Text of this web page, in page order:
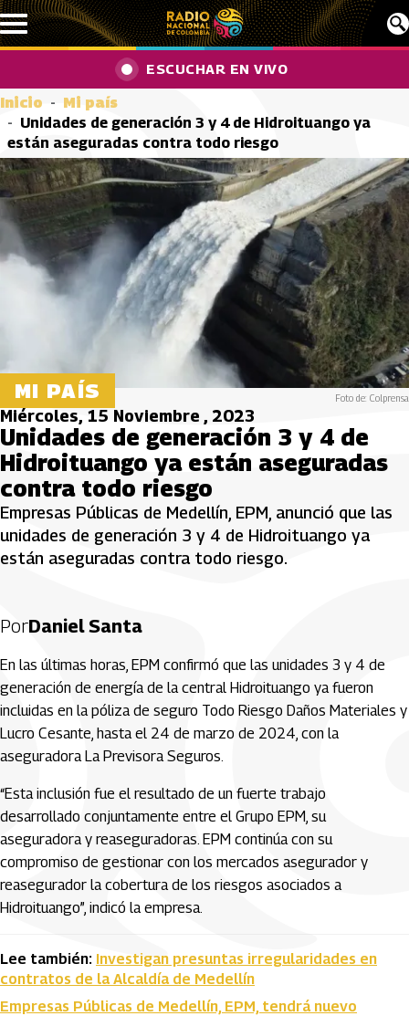
Pasar al contenido principal
ESCUCHAR EN VIVO
Inicio
Mi país
Unidades de generación 3 y 4 de Hidroituango ya
están aseguradas contra todo riesgo
MI PAÍS Foto de: Colprensa
Miércoles, 15 Noviembre , 2023
Unidades de generación 3 y 4 de
Hidroituango ya están aseguradas
contra todo riesgo
Empresas Públicas de Medellín, EPM, anunció que las
unidades de generación 3 y 4 de Hidroituango ya
están aseguradas contra todo riesgo.
PorDaniel Santa
En las últimas horas, EPM confirmó que las unidades 3 y 4 de
generación de energía de la central Hidroituango ya fueron
incluidas en la póliza de seguro Todo Riesgo Daños Materiales y
Lucro Cesante, hasta el 24 de marzo de 2024, con la
aseguradora La Previsora Seguros.
“Esta inclusión fue el resultado de un fuerte trabajo
desarrollado conjuntamente entre el Grupo EPM, su
aseguradora y reaseguradoras. EPM continúa con su
compromiso de gestionar con los mercados asegurador y
reasegurador la cobertura de los riesgos asociados a
Hidroituango”, indicó la empresa.
Lee también: Investigan presuntas irregularidades en
contratos de la Alcaldía de Medellín
Empresas Públicas de Medellín, EPM, tendrá nuevo